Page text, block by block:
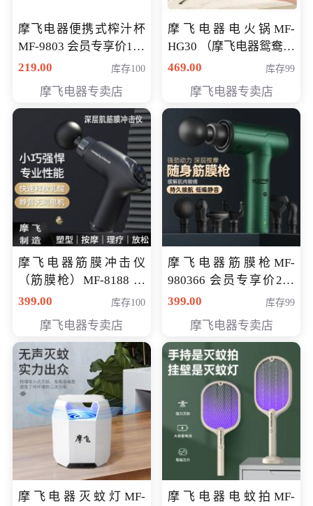
摩飞电器便携式榨汁杯
MF-9803 会员专享价138
元
219.00 库存100
摩飞电器专卖店
摩飞电器电火锅MF-
HG30 （摩飞电器鸳鸯锅
MF-HG30 ） 会员专享价
469.00 库存99
摩飞电器专卖店
摩飞电器筋膜冲击仪
（筋膜枪）MF-8188 会
员专享价268元
399.00 库存100
摩飞电器专卖店
摩飞电器筋膜枪MF-
980366 会员专享价299
元
399.00 库存99
摩飞电器专卖店
摩飞电器灭蚊灯MF-
摩飞电器电蚊拍MF-